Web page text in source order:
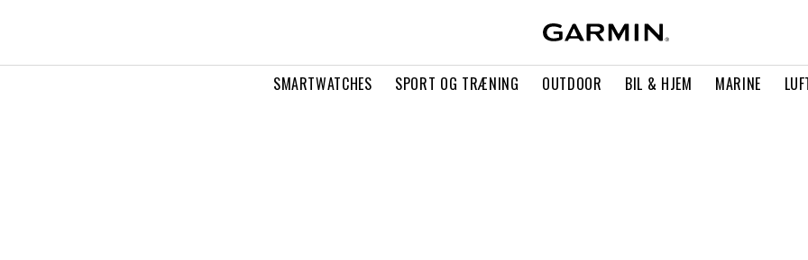
SMARTWATCHES SPORT OG TRÆNING OUTDOOR BIL & HJEM MARINE